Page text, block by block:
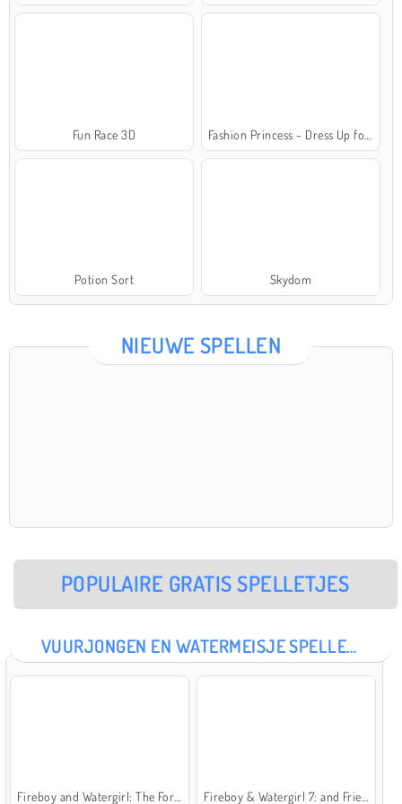
Fun Race 3D
Potion Sort Skydom
NIEUWE SPELLEN
POPULAIRE GRATIS SPELLETJES
VUURJONGEN EN WATERMEISJE SPELLETJES